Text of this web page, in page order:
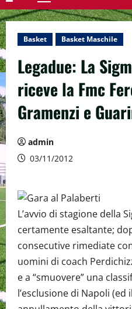
Menu
principale
Basket Basket Maschile
Legadue: La
riceve la Fmc
Gramenzi e
admin
03/11/2012
L’avvio di stagione della
certamente esaltante;
consecutive rimediate
uomini di coach
e a “smuovere” una
l’esclusione di Napoli (ed